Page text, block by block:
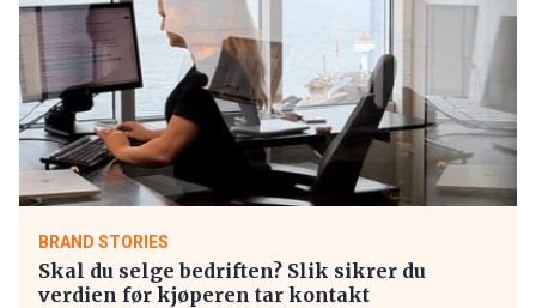
BRAND STORIES
Skal du selge bedriften? Slik sikrer du
verdien før kjøperen tar kontakt